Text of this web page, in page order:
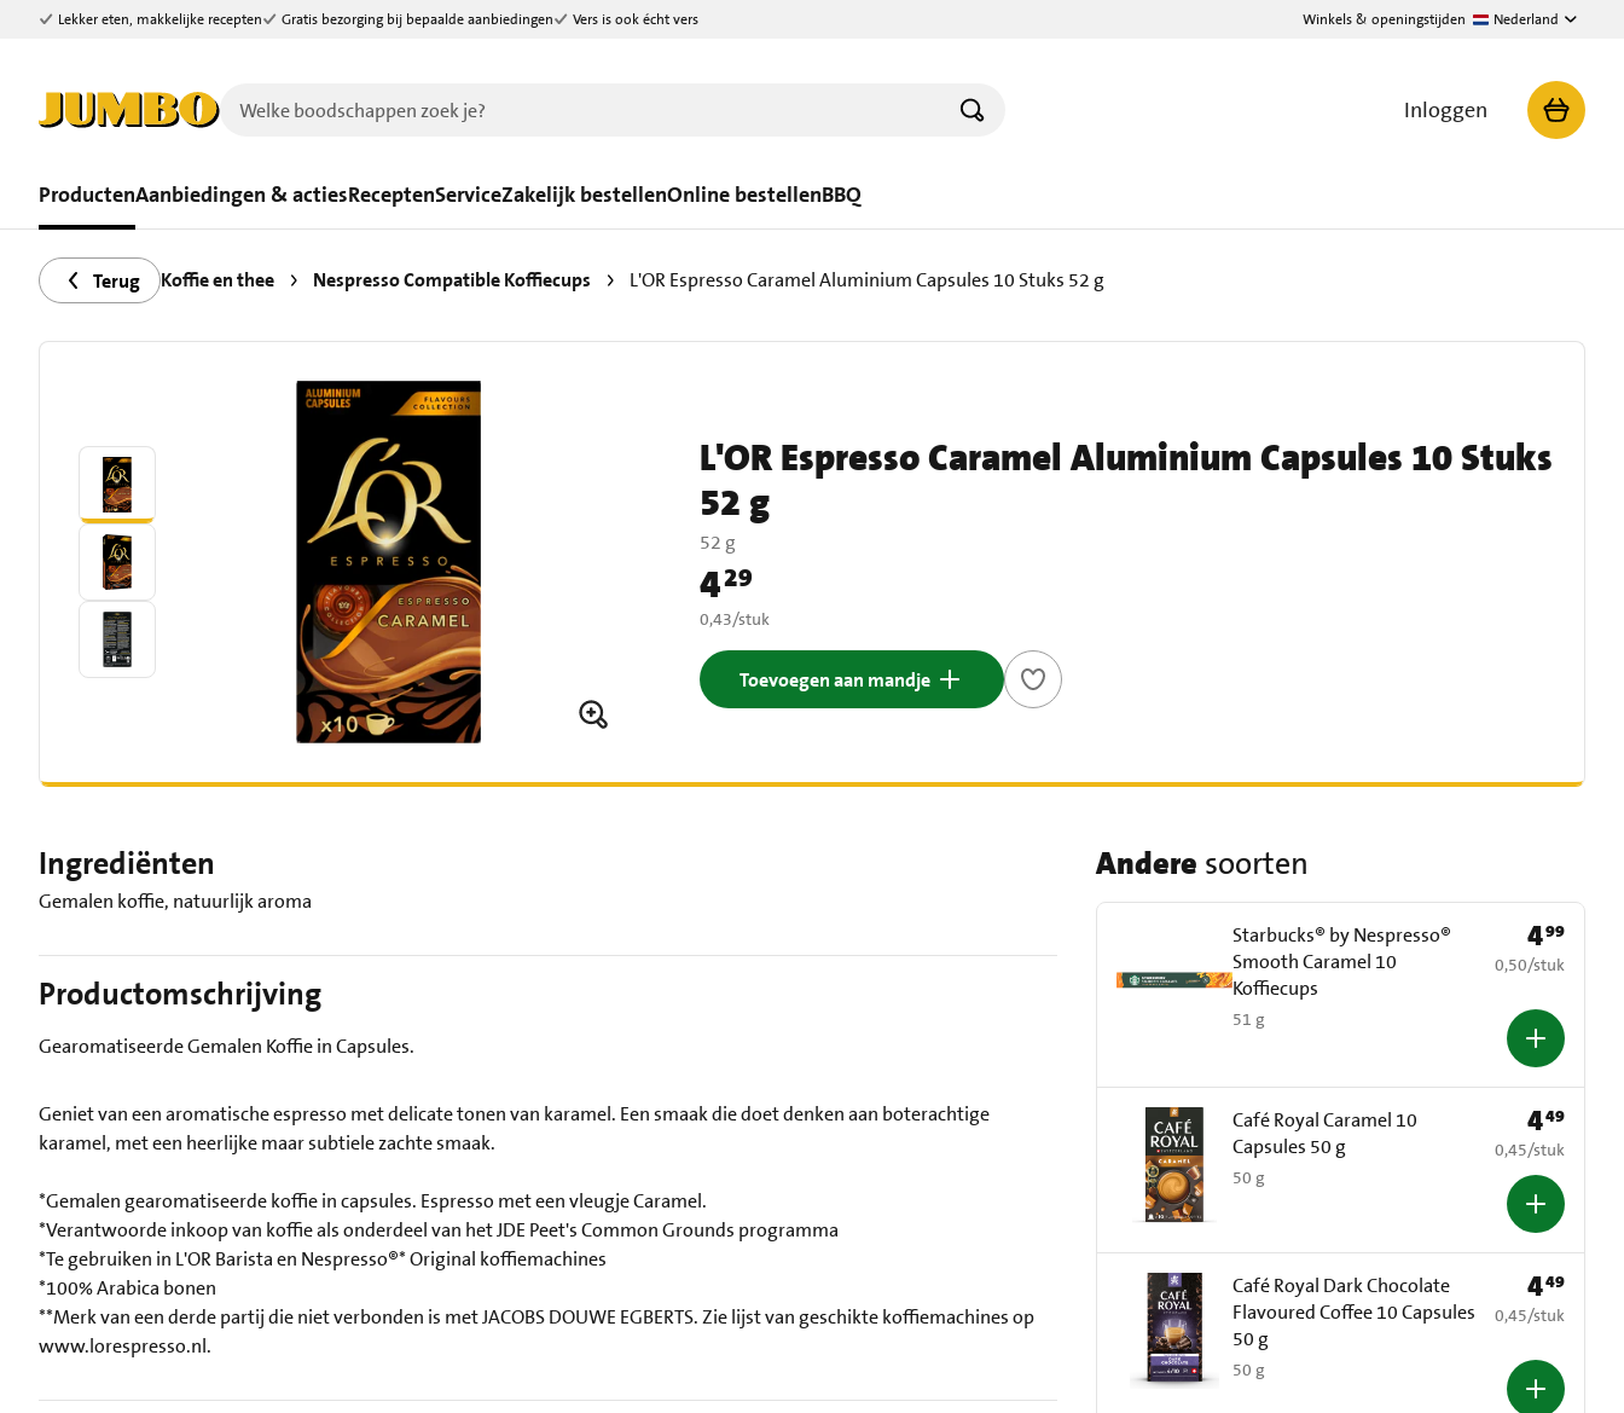
Ga naar zoeken
Ga naar hoofdinhoud
Lekker eten, makkelijke recepten Gratis bezorging bij bepaalde aanbiedingen Vers is ook écht vers Winkels & openingstijden Nederland
Inloggen
ProductenAanbiedingen & actiesReceptenServiceZakelijk bestellenOnline bestellenBBQ
Terug Koffie en thee Nespresso Compatible Koffiecups L'OR Espresso Caramel Aluminium Capsules 10 Stuks 52 g
L'OR Espresso Caramel Aluminium Capsules 10 Stuks
52 g
52 g
Prijs: € 4,29
429
€ 0,43 per stuk
0,43/stuk
Toevoegen aan mandje
Ingrediënten
Gemalen koffie, natuurlijk aroma
Productomschrijving
Gearomatiseerde Gemalen Koffie in Capsules.
Geniet van een aromatische espresso met delicate tonen van karamel. Een smaak die doet denken aan boterachtige
karamel, met een heerlijke maar subtiele zachte smaak.
*Gemalen gearomatiseerde koffie in capsules. Espresso met een vleugje Caramel.
*Verantwoorde inkoop van koffie als onderdeel van het JDE Peet's Common Grounds programma
*Te gebruiken in L'OR Barista en Nespresso®* Original koffiemachines
*100% Arabica bonen
**Merk van een derde partij die niet verbonden is met JACOBS DOUWE EGBERTS. Zie lijst van geschikte koffiemachines op
www.lorespresso.nl.
Andere soorten
Starbucks® by Nespresso®
Smooth Caramel 10
Koffiecups
51 g
Prijs: € 4,99
499
€ 0,50 per stuk
0,50/stuk
Café Royal Caramel 10
Capsules 50 g
50 g
Prijs: € 4,49
449
€ 0,45 per stuk
0,45/stuk
Café Royal Dark Chocolate
Flavoured Coffee 10 Capsules
50 g
50 g
Prijs: € 4,49
449
€ 0,45 per stuk
0,45/stuk